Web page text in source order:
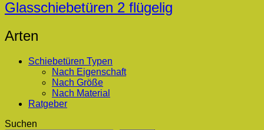
Glasschiebetüren 2 flügelig
Arten
Schiebetüren Typen
Nach Eigenschaft
Nach Größe
Nach Material
Ratgeber
Suchen